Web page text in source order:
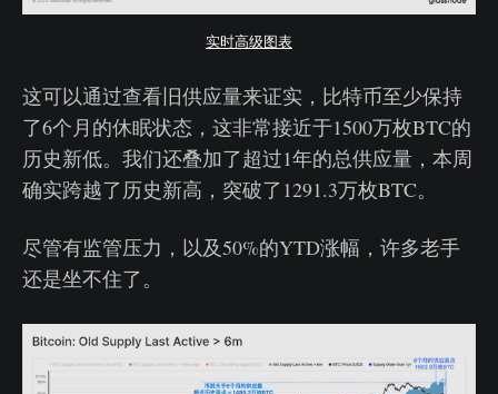
实时高级图表
这可以通过查看旧供应量来证实，比特币至少保持
了6个月的休眠状态，这非常接近于1500万枚BTC的
历史新低。我们还叠加了超过1年的总供应量，本周
确实跨越了历史新高，突破了1291.3万枚BTC。
尽管有监管压力，以及50%的YTD涨幅，许多老手
还是坐不住了。